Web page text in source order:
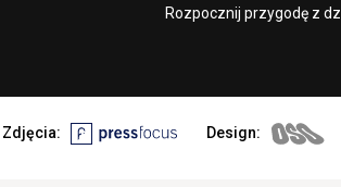
Rozpocznij przygodę z
Zdjęcia: Design: